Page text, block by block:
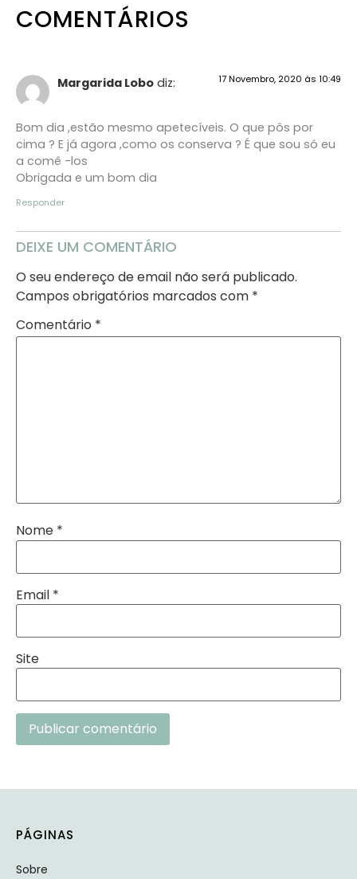
COMENTÁRIOS
Margarida Lobo diz: 17 Novembro, 2020 às 10:49
Bom dia ,estão mesmo apetecíveis. O que pôs por
cima ? E já agora ,como os conserva ? É que sou só eu
a comê -los
Obrigada e um bom dia
Responder
DEIXE UM COMENTÁRIO
O seu endereço de email não será publicado.
Campos obrigatórios marcados com *
Comentário *
Nome *
Email *
Site
PÁGINAS
Sobre